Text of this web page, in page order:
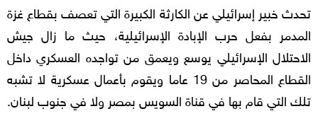
تحدث خبير إسرائيلي عن الكارثة الكبيرة التي تعصف بقطاع غزة
المدمر بفعل حرب الإبادة الإسرائيلية، حيث ما زال جيش
الاحتلال الإسرائيلي يوسع ويعمق من تواجده العسكري داخل
القطاع المحاصر من 19 عاما ويقوم بأعمال عسكرية لا تشبه
تلك التي قام بها في قناة السويس بمصر ولا في جنوب لبنان.